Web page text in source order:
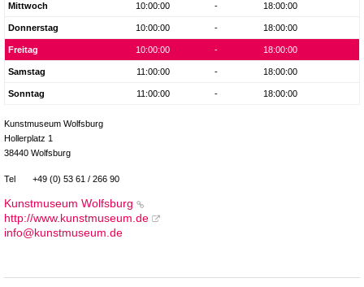
Mittwoch 10:00:00 - 18:00:00
Donnerstag 10:00:00 - 18:00:00
Freitag 10:00:00 - 18:00:00
Samstag 11:00:00 - 18:00:00
Sonntag 11:00:00 - 18:00:00
Kunstmuseum Wolfsburg
Hollerplatz 1
38440 Wolfsburg
Tel +49 (0) 53 61 / 266 90
Kunstmuseum Wolfsburg
http://www.kunstmuseum.de
info@kunstmuseum.de